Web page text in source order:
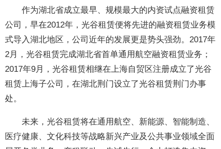
作为湖北省成立最早、规模最大的内资试点融资租赁
公司，早在2012年，光谷租赁便将先进的融资租赁业务模
式导入湖北地区，公司近年的发展更是势头强劲。2017年
2月，光谷租赁完成湖北省首单通用航空融资租赁业务；
2017年9月，光谷租赁相继在上海自贸区注册成立了光谷
租赁上海子公司，在湖北荆门设立了光谷租赁荆门办事
处。
未来，光谷租赁将在通用航空、新能源、智能制造、
医疗健康、文化科技等战略新兴产业及公共事业领域全面